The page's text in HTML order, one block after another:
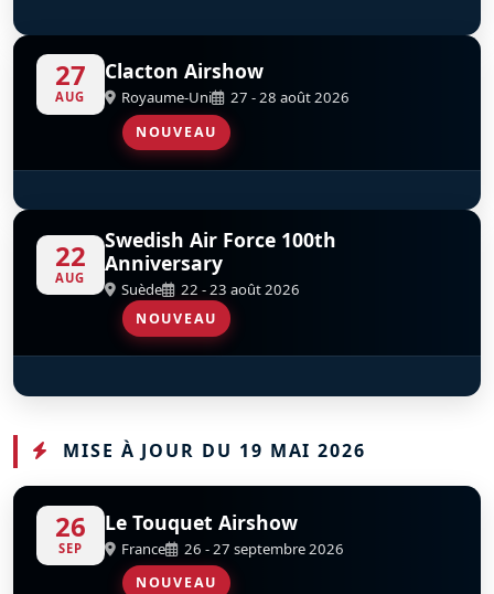
D
Red Arrows
27
AUG
Clacton Airshow
Royaume-Uni 27 - 28 août 2026
NOUVEAU
D
Red Arrows
22
AUG
Swedish Air Force 100th
Anniversary
Suède 22 - 23 août 2026
NOUVEAU
D
Red Arrows
MISE À JOUR DU 19 MAI 2026
26
SEP
Le Touquet Airshow
France 26 - 27 septembre 2026
NOUVEAU